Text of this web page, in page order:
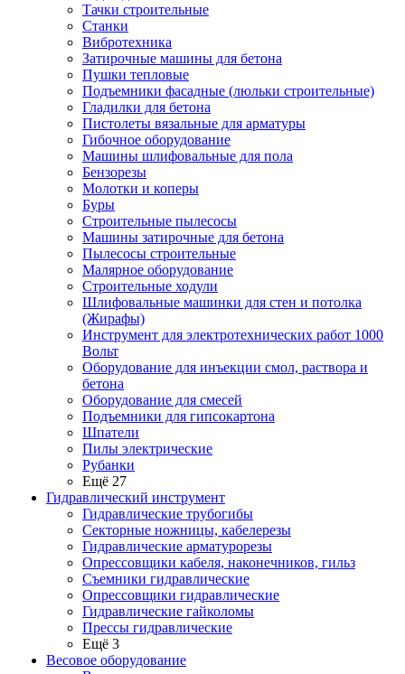
Тачки строительные
Станки
Вибротехника
Затирочные машины для бетона
Пушки тепловые
Подъемники фасадные (люльки строительные)
Гладилки для бетона
Пистолеты вязальные для арматуры
Гибочное оборудование
Машины шлифовальные для пола
Бензорезы
Молотки и коперы
Буры
Строительные пылесосы
Машины затирочные для бетона
Пылесосы строительные
Малярное оборудование
Строительные ходули
Шлифовальные машинки для стен и потолка
(Жирафы)
Инструмент для электротехнических работ 1000
Вольт
Оборудование для инъекции смол, раствора и
бетона
Оборудование для смесей
Подъемники для гипсокартона
Шпатели
Пилы электрические
Рубанки
Ещё 27
Гидравлический инструмент
Гидравлические трубогибы
Секторные ножницы, кабелерезы
Гидравлические арматурорезы
Опрессовщики кабеля, наконечников, гильз
Съемники гидравлические
Опрессовщики гидравлические
Гидравлические гайколомы
Прессы гидравлические
Ещё 3
Весовое оборудование